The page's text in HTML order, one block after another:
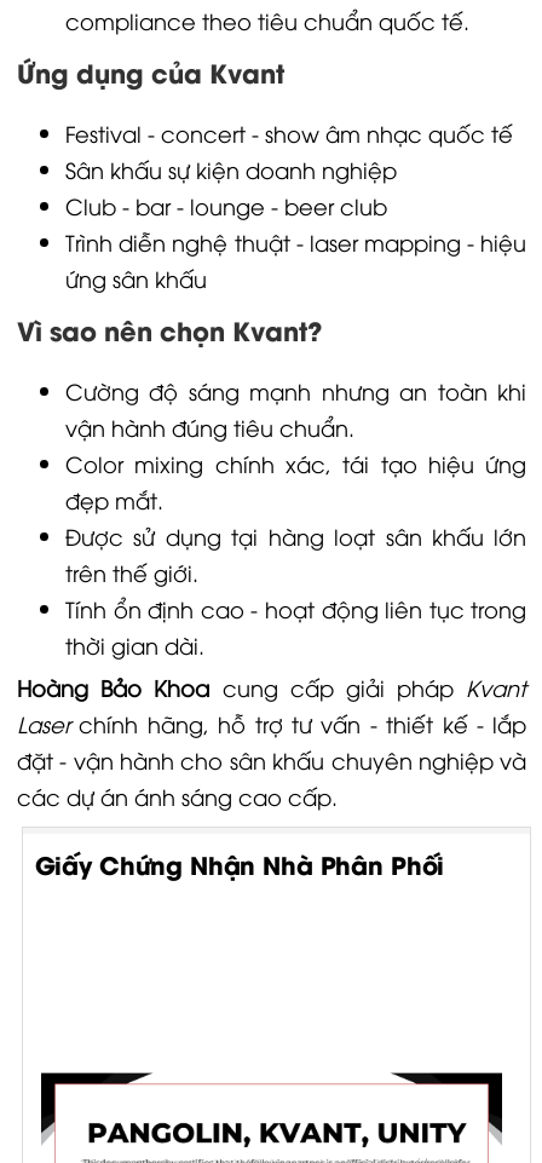
compliance theo tiêu chuẩn quốc tế.
Ứng dụng của Kvant
Festival - concert - show âm nhạc quốc tế
Sân khấu sự kiện doanh nghiệp
Club - bar - lounge - beer club
Trình diễn nghệ thuật - laser mapping - hiệu
ứng sân khấu
Vì sao nên chọn Kvant?
Cường độ sáng mạnh nhưng an toàn khi
vận hành đúng tiêu chuẩn.
Color mixing chính xác, tái tạo hiệu ứng
đẹp mắt.
Được sử dụng tại hàng loạt sân khấu lớn
trên thế giới.
Tính ổn định cao - hoạt động liên tục trong
thời gian dài.
Hoàng Bảo Khoa cung cấp giải pháp Kvant
Laserchính hãng, hỗ trợ tư vấn - thiết kế - lắp
đặt - vận hành cho sân khấu chuyên nghiệp và
các dự án ánh sáng cao cấp.
Giấy Chứng Nhận Nhà Phân Phối